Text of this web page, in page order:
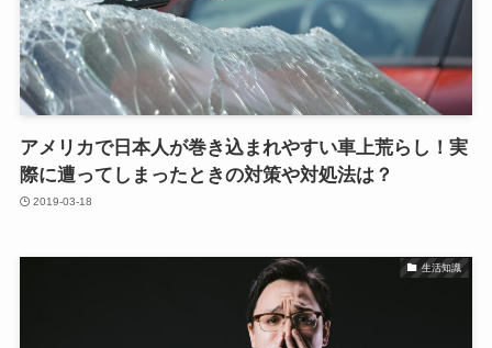
アメリカで日本人が巻き込まれやすい車上荒らし！実
際に遭ってしまったときの対策や対処法は？
2019-03-18
生活知識